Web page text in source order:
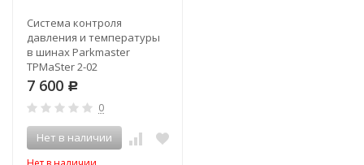
Система контроля
давления и температуры
в шинах Parkmaster
TPMaSter 2-02
7 600 Р
0
Нет в наличии